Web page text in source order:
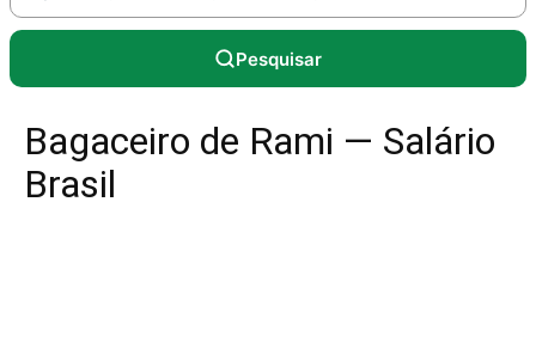
Pesquisar
Bagaceiro de Rami — Salário
Brasil